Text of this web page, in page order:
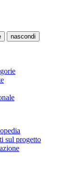
nascondi
sul progetto